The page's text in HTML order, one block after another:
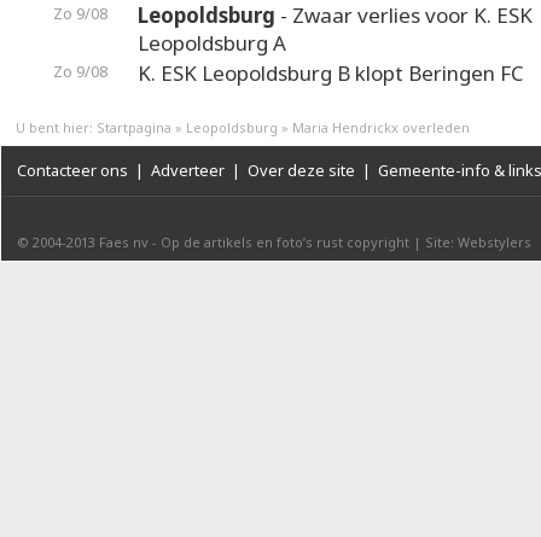
Zo 9/08 Leopoldsburg - Zwaar verlies voor K. ESK
Leopoldsburg A
Zo 9/08 K. ESK Leopoldsburg B klopt Beringen FC
U bent hier: Startpagina » Leopoldsburg » Maria Hendrickx overleden
Contacteer ons | Adverteer | Over deze site | Gemeente-info & links
© 2004-2013 Faes nv - Op de artikels en foto’s rust copyright | Site: Webstylers